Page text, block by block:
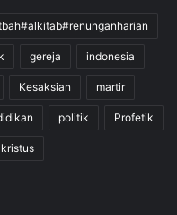
gereja indonesia
Kesaksian martir
politik Profetik